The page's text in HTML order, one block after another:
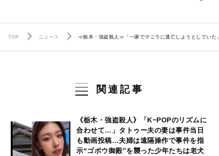
TOP ニュース ≪栃木・強盗殺人≫「一家でマニラに逃亡しようとしていた
関連記事
《栃木・強盗殺人》「K−POPのリズムに
合わせて…」タトゥー夫の妻は事件当日
も動画投稿…夫婦は遠隔操作で事件を指
示“ゴボウ御殿”を襲った少年たちは老犬